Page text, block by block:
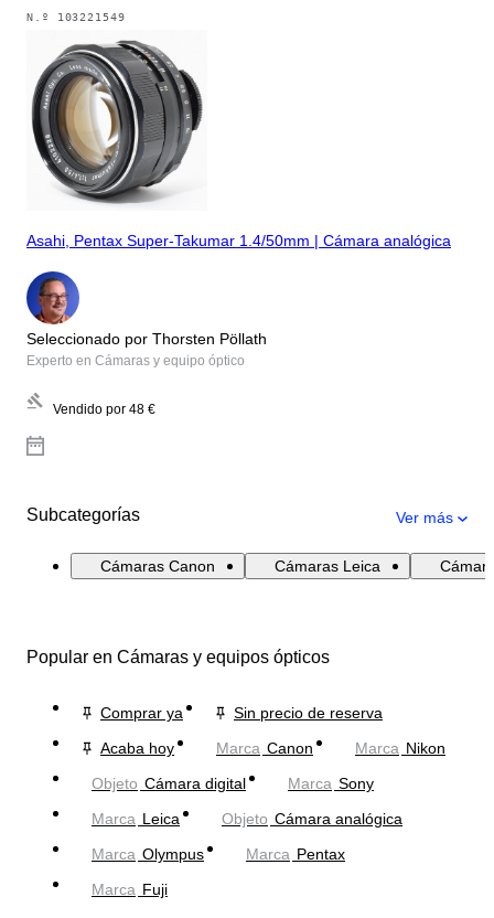
N.º 103221549
Asahi, Pentax Super-Takumar 1.4/50mm | Cámara analógica
Seleccionado por Thorsten Pöllath
Experto en Cámaras y equipo óptico
Vendido por 48 €
Subcategorías Ver más
Cámaras Canon Cámaras Leica
Popular en Cámaras y equipos ópticos
Comprar ya
Sin precio de reserva
Acaba hoy
Marca Canon Marca Nikon
Objeto Cámara digital Marca Sony
Marca Leica Objeto Cámara analógica
Marca Olympus Marca Pentax
Marca Fuji